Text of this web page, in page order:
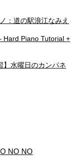
：道の駅浪江なみえ
Hard Piano Tutorial +
】水曜日のカンパネ
NO NO